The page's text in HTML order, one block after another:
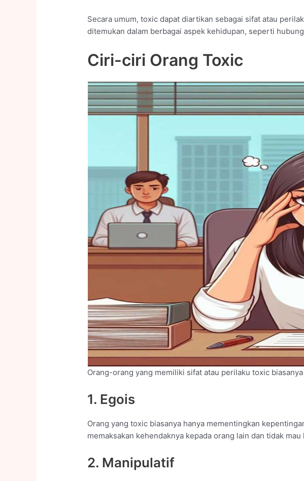
Secara umum, toxic dapat diartikan sebagai sifat atau
ditemukan dalam berbagai aspek kehidupan, seperti
Ciri-ciri Orang Toxic
Orang-orang yang memiliki sifat atau perilaku toxic
1. Egois
Orang yang toxic biasanya hanya mementingkan
memaksakan kehendaknya kepada orang lain dan tidak mau
2. Manipulatif